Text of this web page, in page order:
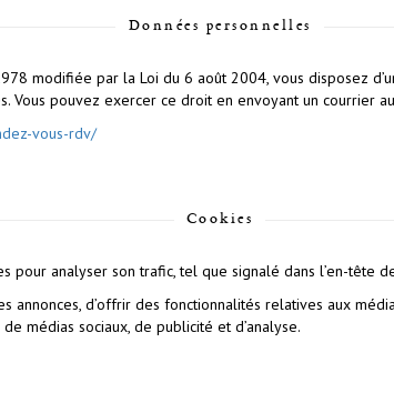
Données personnelles
modifiée par la Loi du 6 août 2004, vous disposez
Vous pouvez exercer ce droit en envoyant un courrier
vous-rdv/
Cookies
pour analyser son trafic, tel que signalé dans l’en-tête
d’offrir des fonctionnalités relatives aux
médias sociaux, de publicité et d’analyse.